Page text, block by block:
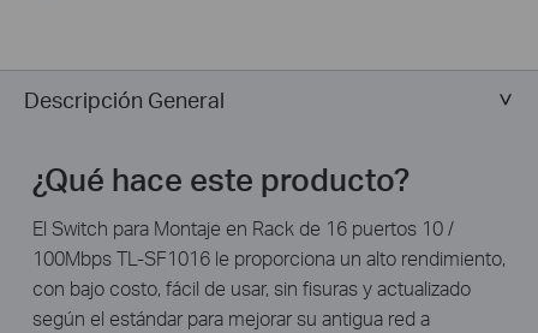
Descripción General
¿Qué hace este producto?
El Switch para Montaje en Rack de 16 puertos 10 /
100Mbps TL-SF1016 le proporciona un alto rendimiento,
con bajo costo, fácil de usar, sin fisuras y actualizado
según el estándar para mejorar su antigua red a